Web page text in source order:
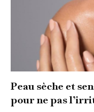
Peau sèche et
pour ne pas